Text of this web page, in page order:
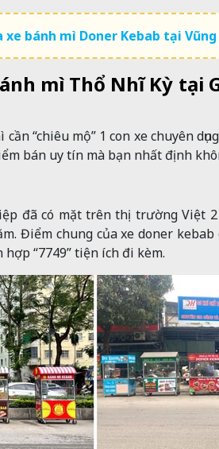
xe bánh mì Doner Kebab tại
mì Thổ Nhĩ Kỳ tại
“chiêu mộ” 1 con xe chuyên
bán uy tín mà bạn nhất định
đã có mặt trên thị trường Việt
Điểm chung của xe doner
“7749” tiện ích đi kèm.